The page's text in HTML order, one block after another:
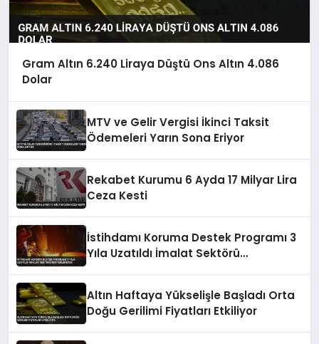
Gram Altın 6.240 Liraya Düştü Ons Altın 4.086
Dolar
MTV ve Gelir Vergisi İkinci Taksit
Ödemeleri Yarın Sona Eriyor
Rekabet Kurumu 6 Ayda 17 Milyar Lira
Ceza Kesti
İstihdamı Koruma Destek Programı 3
Yıla Uzatıldı İmalat Sektörü
Altın Haftaya Yükselişle Başladı Orta
Doğu Gerilimi Fiyatları Etkiliyor